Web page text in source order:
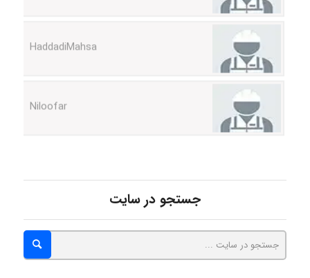
abolfazlkoshehe
جستجو در سایت